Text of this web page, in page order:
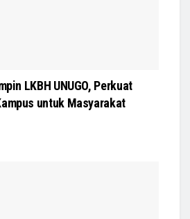
LKBH UNUGO, Perkuat
untuk Masyarakat